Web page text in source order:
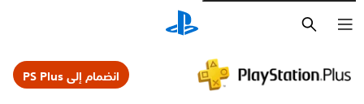
انضمام إلى PS Plus